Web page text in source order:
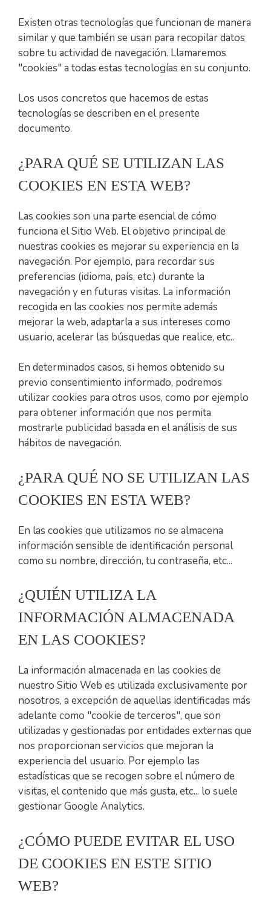
Existen otras tecnologías que funcionan de manera
similar y que también se usan para recopilar datos
sobre tu actividad de navegación. Llamaremos
"cookies" a todas estas tecnologías en su conjunto.
Los usos concretos que hacemos de estas
tecnologías se describen en el presente
documento.
¿PARA QUÉ SE UTILIZAN LAS
COOKIES EN ESTA WEB?
Las cookies son una parte esencial de cómo
funciona el Sitio Web. El objetivo principal de
nuestras cookies es mejorar su experiencia en la
navegación. Por ejemplo, para recordar sus
preferencias (idioma, país, etc.) durante la
navegación y en futuras visitas. La información
recogida en las cookies nos permite además
mejorar la web, adaptarla a sus intereses como
usuario, acelerar las búsquedas que realice, etc..
En determinados casos, si hemos obtenido su
previo consentimiento informado, podremos
utilizar cookies para otros usos, como por ejemplo
para obtener información que nos permita
mostrarle publicidad basada en el análisis de sus
hábitos de navegación.
¿PARA QUÉ NO SE UTILIZAN LAS
COOKIES EN ESTA WEB?
En las cookies que utilizamos no se almacena
información sensible de identificación personal
como su nombre, dirección, tu contraseña, etc...
¿QUIÉN UTILIZA LA
INFORMACIÓN ALMACENADA
EN LAS COOKIES?
La información almacenada en las cookies de
nuestro Sitio Web es utilizada exclusivamente por
nosotros, a excepción de aquellas identificadas más
adelante como "cookie de terceros", que son
utilizadas y gestionadas por entidades externas que
nos proporcionan servicios que mejoran la
experiencia del usuario. Por ejemplo las
estadísticas que se recogen sobre el número de
visitas, el contenido que más gusta, etc... lo suele
gestionar Google Analytics.
¿CÓMO PUEDE EVITAR EL USO
DE COOKIES EN ESTE SITIO
WEB?